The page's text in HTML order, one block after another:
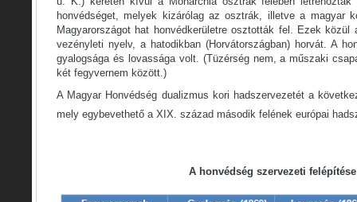
honvédséget, melyek kizárólag az osztrák, illetve a magyar
Magyarországot hat honvédkerületre osztották fel. Ezek
vezényleti nyelv, a hatodikban (Horvátországban) horvát. A
gyalogsága és lovassága volt. (Tüzérség nem, a műszaki
két fegyvernem között.)
A Magyar Honvédség dualizmus kori hadszervezetét a
mely egybevethető a XIX. század második felének európai
A honvédség szervezeti felépítése